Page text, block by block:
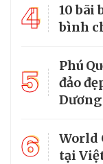
4
10 bãi
bình
5
Phú
đảo
Dương
6
World
tại